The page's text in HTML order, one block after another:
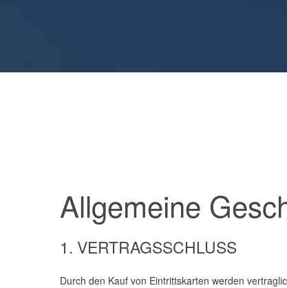
Allgemeine
1. VERTRAGSSCHLUSS
Durch den Kauf von Eintrittskarten werden